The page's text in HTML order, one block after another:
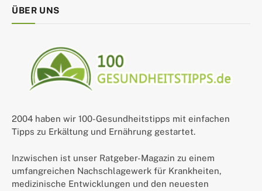
ÜBER UNS
2004 haben wir 100-Gesundheitstipps mit einfachen
Tipps zu Erkältung und Ernährung gestartet.
Inzwischen ist unser Ratgeber-Magazin zu einem
umfangreichen Nachschlagewerk für Krankheiten,
medizinische Entwicklungen und den neuesten